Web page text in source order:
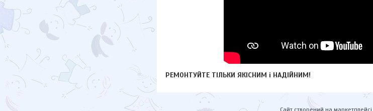
РЕМОНТУЙТЕ ТІЛЬКИ ЯКІСНИМ і НАДІЙНИМ!
Сайт створений на маркетплейсі